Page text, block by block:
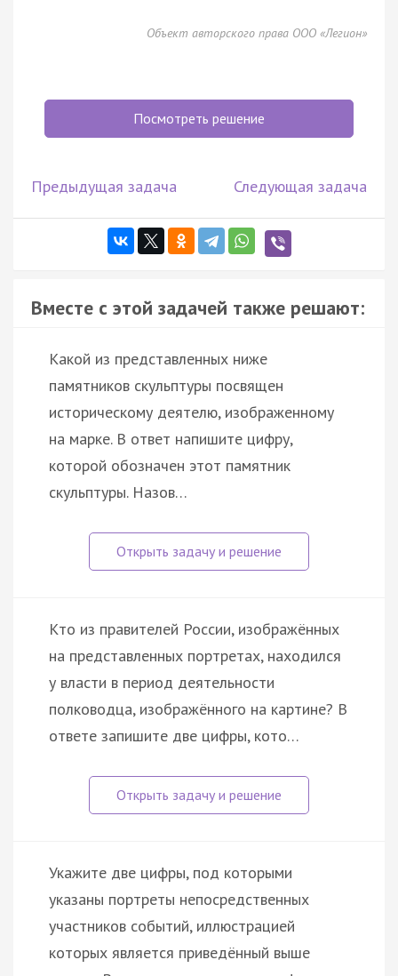
Объект авторского права ООО «Легион»
Посмотреть решение
Предыдущая задача Следующая задача
Вместе с этой задачей также решают:
Какой из представленных ниже
памятников скульптуры посвящен
историческому деятелю, изображенному
на марке. В ответ напишите цифру,
которой обозначен этот памятник
скульптуры. Назов…
Кто из правителей России, изображённых
на представленных портретах, находился
у власти в период деятельности
полководца, изображённого на картине? В
ответе запишите две цифры, кото…
Укажите две цифры, под которыми
указаны портреты непосредственных
участников событий, иллюстрацией
которых является приведённый выше